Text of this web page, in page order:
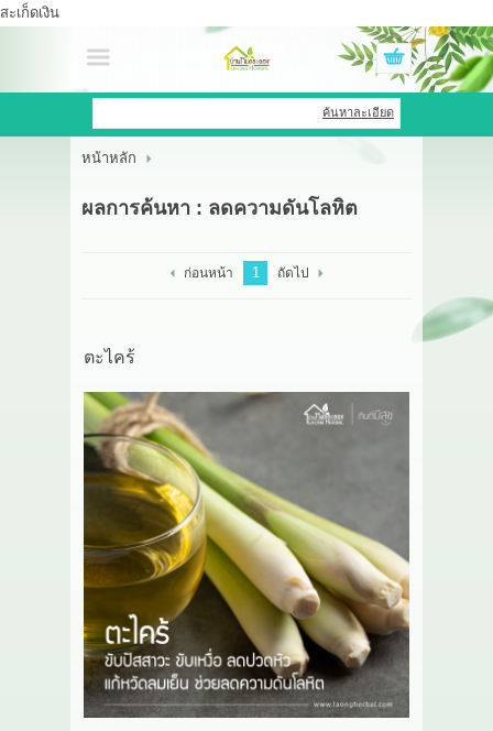
สะเก็ดเงิน
เข้าสู่ระบบ สมัครสมาชิก
สินค้าที่สนใจ
หน้าหลัก
GREEN HOUSE
ติดต่อเรา
ค้นหาละเอียด
หน้าหลัก
ผลการค้นหา : ลดความดันโลหิต
ก่อนหน้า 1 ถัดไป
ตะไคร้